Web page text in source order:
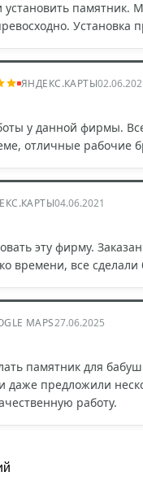
памятник.
ЯНДЕКС.КАРТЫ
у данной фирмы.
отличные рабочие
04.06.2021
эту фирму.
времени, все
MAPS27.06.2025
памятник для
даже предложили
работу.